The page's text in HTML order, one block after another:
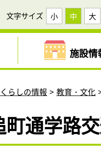
文字サイズ 小 中 大
施設情
くらしの情報 教育・文化
町通学路